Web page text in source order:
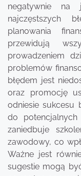
negatywnie na
najczęstszych
planowania
przewidują
prowadzeniem
problemów
błędem jest
oraz promocję
odniesie sukcesu
do potencjalnych
zaniedbuje
zawodowy, co
Ważne jest
sugestie mogą